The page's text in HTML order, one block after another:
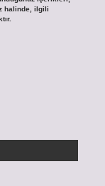
halinde, ilgili